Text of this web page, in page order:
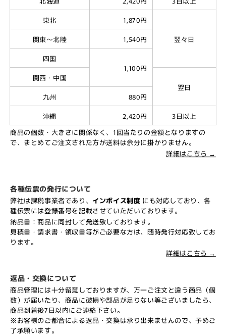
東北
1,870円
翌々日
関東～北陸
1,540円
四国
1,100円
関西・中国
翌日
九州
880円
沖縄
2,420円
3日以上
商品の個数・大きさに関係なく、1回当たりの金額となりますの
で、まとめてご注文された方が送料は余分に掛かりません。
詳細はこちら →
各種伝票の発行について
弊社は課税事業者であり、 インボイス制度 にも対応しており、各
種伝票には登録番号を記載させていただいております。
納品書：商品に同封して発送致しております。
見積書・請求書・領収書等がご必要な方は、随時発行対応致してお
ります。
詳細はこちら →
返品・交換について
商品管理には十分留意しておりますが、万一ご注文と違う商品（個
数）が届いたり、商品に破損や部品が足りない等ございましたら、
商品到着後7日以内にご連絡下さい。
※お客様のご都合による返品・交換は承り出来ませんので、予めご
了承願います。